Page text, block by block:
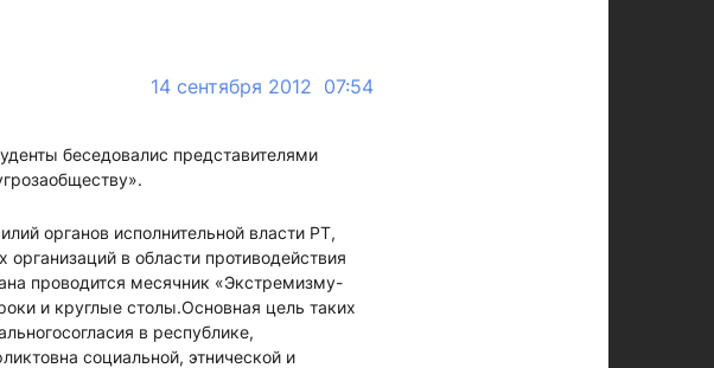
14 сентября 2012 07:54
беседовалис представителями
органов исполнительной власти РТ,
в области противодействия
проводится месячник «Экстремизму-
и круглые столы.Основная цель таких
в республике,
социальной, этнической и